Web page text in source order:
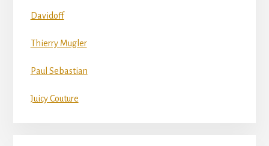
Davidoff
Thierry Mugler
Paul Sebastian
Juicy Couture